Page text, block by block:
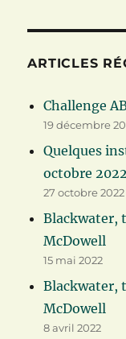
ARTICLES
Challenge
19 décembre
Quelques
octobre 2022
27 octobre 2022
Blackwater,
McDowell
15 mai 2022
Blackwater,
McDowell
8 avril 2022